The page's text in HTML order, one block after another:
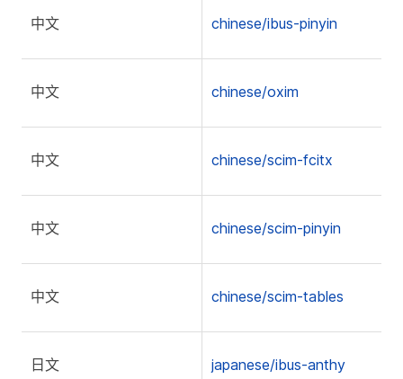
中文 chinese/ibus-pinyin
中文 chinese/oxim
中文 chinese/scim-fcitx
中文 chinese/scim-pinyin
中文 chinese/scim-tables
日文 japanese/ibus-anthy